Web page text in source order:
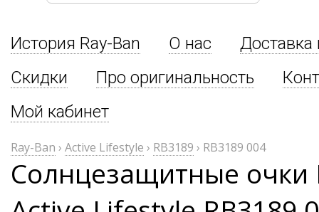
История Ray-Ban О нас
Доставка
Скидки
Про оригинальность
Мой кабинет
Ray-Ban › Active Lifestyle › RB3189 › RB3189 004
Солнцезащитные очки